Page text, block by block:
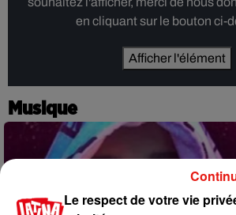
en cliquant sur le bouton ci-
Afficher l'élément
Musique
Le respect de votre vie